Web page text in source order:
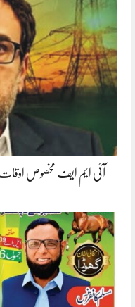
آئی ایم ایف مخصوص اوقات